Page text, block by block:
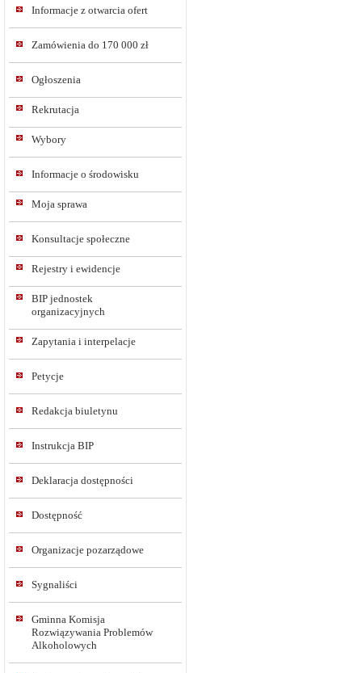
Informacje z otwarcia ofert
Zamówienia do 170 000 zł
Ogłoszenia
Rekrutacja
Wybory
Informacje o środowisku
Moja sprawa
Konsultacje społeczne
Rejestry i ewidencje
BIP jednostek
organizacyjnych
Zapytania i interpelacje
Petycje
Redakcja biuletynu
Instrukcja BIP
Deklaracja dostępności
Dostępność
Organizacje pozarządowe
Sygnaliści
Gminna Komisja
Rozwiązywania Problemów
Alkoholowych